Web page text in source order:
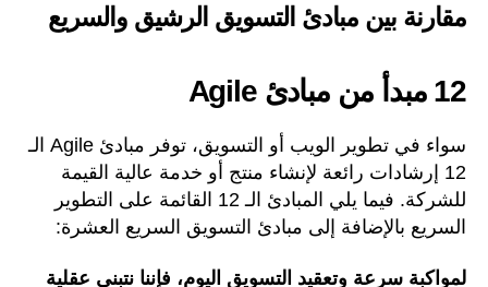
مقارنة بين مبادئ التسويق الرشيق والسريع
12 مبدأ من مبادئ Agile
سواء في تطوير الويب أو التسويق، توفر مبادئ Agile الـ
12 إرشادات رائعة لإنشاء منتج أو خدمة عالية القيمة
للشركة. فيما يلي المبادئ الـ 12 القائمة على التطوير
السريع بالإضافة إلى مبادئ التسويق السريع العشرة:
لمواكبة سرعة وتعقيد التسويق اليوم، فإننا نتبنى عقلية